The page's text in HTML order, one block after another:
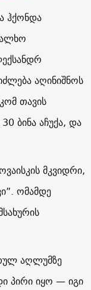
ჰქონდა
აღინიშნოს
თავის
ბინა აჩუქა, და
მკვიდრი,
ომამდე
აღლუმზე
პირი იყო — იგი